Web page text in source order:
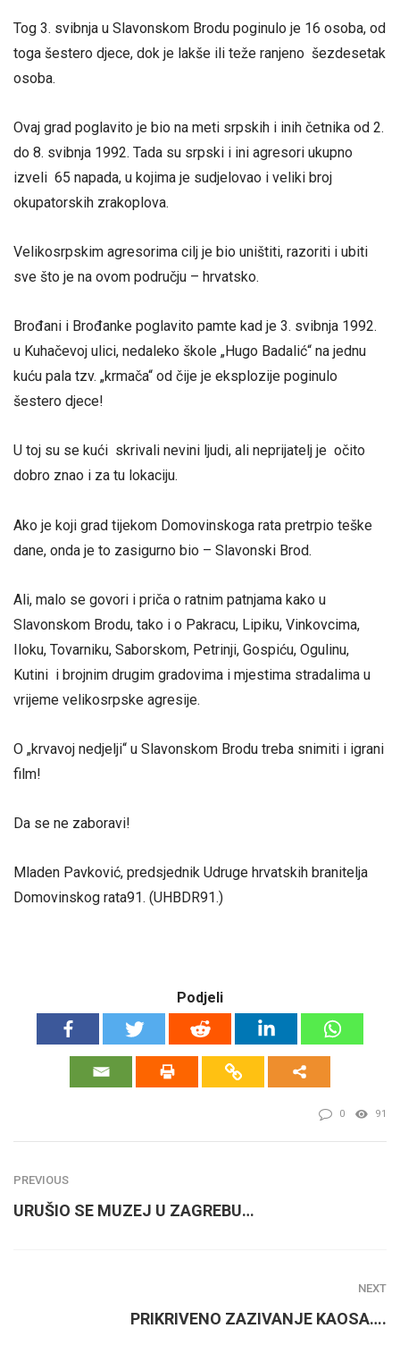
Tog 3. svibnja u Slavonskom Brodu poginulo je 16 osoba, od
toga šestero djece, dok je lakše ili teže ranjeno šezdesetak
osoba.
Ovaj grad poglavito je bio na meti srpskih i inih četnika od 2.
do 8. svibnja 1992. Tada su srpski i ini agresori ukupno
izveli 65 napada, u kojima je sudjelovao i veliki broj
okupatorskih zrakoplova.
Velikosrpskim agresorima cilj je bio uništiti, razoriti i ubiti
sve što je na ovom području – hrvatsko.
Brođani i Brođanke poglavito pamte kad je 3. svibnja 1992.
u Kuhačevoj ulici, nedaleko škole „Hugo Badalić“ na jednu
kuću pala tzv. „krmača“ od čije je eksplozije poginulo
šestero djece!
U toj su se kući skrivali nevini ljudi, ali neprijatelj je očito
dobro znao i za tu lokaciju.
Ako je koji grad tijekom Domovinskoga rata pretrpio teške
dane, onda je to zasigurno bio – Slavonski Brod.
Ali, malo se govori i priča o ratnim patnjama kako u
Slavonskom Brodu, tako i o Pakracu, Lipiku, Vinkovcima,
Iloku, Tovarniku, Saborskom, Petrinji, Gospiću, Ogulinu,
Kutini i brojnim drugim gradovima i mjestima stradalima u
vrijeme velikosrpske agresije.
O „krvavoj nedjelji“ u Slavonskom Brodu treba snimiti i igrani
film!
Da se ne zaboravi!
Mladen Pavković, predsjednik Udruge hrvatskih branitelja
Domovinskog rata91. (UHBDR91.)
Podjeli
0 91
PREVIOUS
URUŠIO SE MUZEJ U ZAGREBU…
NEXT
PRIKRIVENO ZAZIVANJE KAOSA….